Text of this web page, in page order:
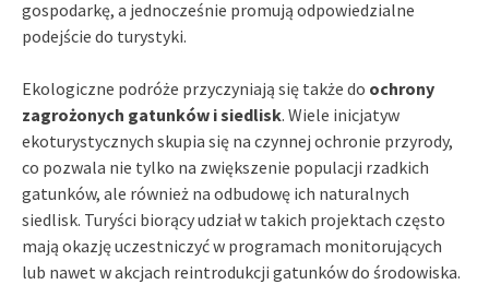
gospodarkę, a jednocześnie promują odpowiedzialne
podejście do turystyki.
Ekologiczne podróże przyczyniają się także do ochrony
zagrożonych gatunków i siedlisk. Wiele inicjatyw
ekoturystycznych skupia się na czynnej ochronie przyrody,
co pozwala nie tylko na zwiększenie populacji rzadkich
gatunków, ale również na odbudowę ich naturalnych
siedlisk. Turyści biorący udział w takich projektach często
mają okazję uczestniczyć w programach monitorujących
lub nawet w akcjach reintrodukcji gatunków do środowiska.